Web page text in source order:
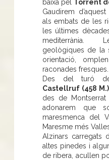
baixa pel Torrent
Gaudirem
als embats de les
les últimes
mediterrània.
geològiques de la
orientació,
raconades fresques.
Des del turó
Castellruf (458
des de Montserrat
adonarem que
maresmenca del
Maresme més
Alzinars carregats
altes pinedes i
de ribera, acullen